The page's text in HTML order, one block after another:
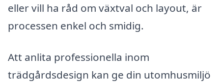
eller vill ha råd om växtval och layout, är
processen enkel och smidig.
Att anlita professionella inom
trädgårdsdesign kan ge din utomhusmiljö